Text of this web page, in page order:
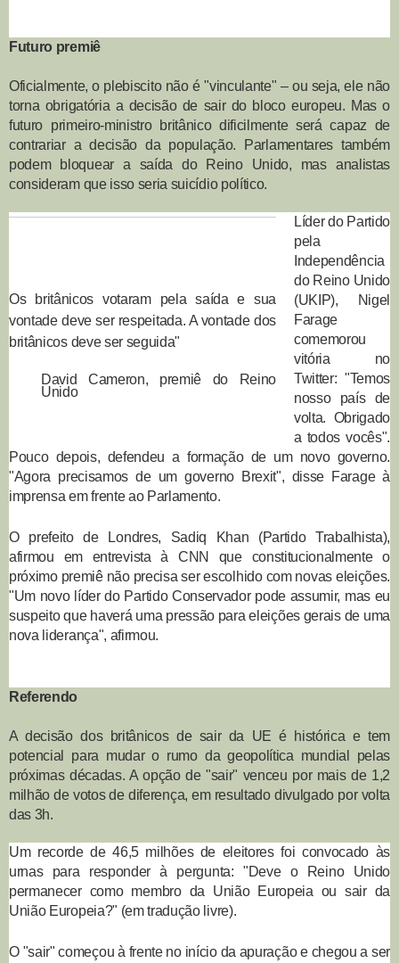
Futuro premiê
Oficialmente, o plebiscito não é "vinculante" – ou seja, ele não
torna obrigatória a decisão de sair do bloco europeu. Mas o
futuro primeiro-ministro britânico dificilmente será capaz de
contrariar a decisão da população. Parlamentares também
podem bloquear a saída do Reino Unido, mas analistas
consideram que isso seria suicídio político.
Os britânicos votaram pela saída e sua
vontade deve ser respeitada. A vontade dos
britânicos deve ser seguida"
David Cameron, premiê do Reino
Unido
Líder do Partido
pela
Independência
do Reino Unido
(UKIP), Nigel
Farage
comemorou
vitória no
Twitter: "Temos
nosso país de
volta. Obrigado
a todos vocês".
Pouco depois, defendeu a formação de um novo governo.
"Agora precisamos de um governo Brexit", disse Farage à
imprensa em frente ao Parlamento.
O prefeito de Londres, Sadiq Khan (Partido Trabalhista),
afirmou em entrevista à CNN que constitucionalmente o
próximo premiê não precisa ser escolhido com novas eleições.
"Um novo líder do Partido Conservador pode assumir, mas eu
suspeito que haverá uma pressão para eleições gerais de uma
nova liderança", afirmou.
Referendo
A decisão dos britânicos de sair da UE é histórica e tem
potencial para mudar o rumo da geopolítica mundial pelas
próximas décadas. A opção de "sair" venceu por mais de 1,2
milhão de votos de diferença, em resultado divulgado por volta
das 3h.
Um recorde de 46,5 milhões de eleitores foi convocado às
urnas para responder à pergunta: "Deve o Reino Unido
permanecer como membro da União Europeia ou sair da
União Europeia?" (em tradução livre).
O "sair" começou à frente no início da apuração e chegou a ser